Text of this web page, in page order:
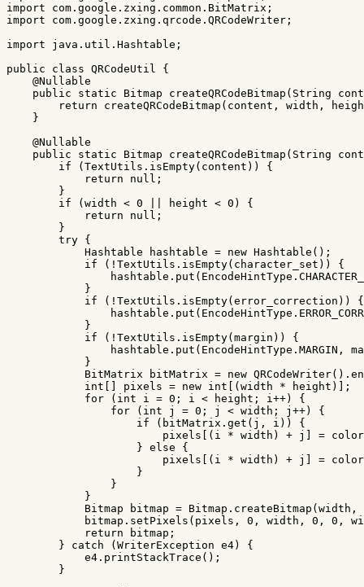
import
com.google.zxing.common.BitMatrix ;
import
com.google.zxing.qrcode.QRCodeWriter ;
import
java.util.Hashtable ;
public
class QRCodeUtil
{
@Nullable
public
static Bitmap createQRCodeBitmap ( String
return
createQRCodeBitmap ( content , width ,
}
@Nullable
public
static Bitmap createQRCodeBitmap ( String
if
( TextUtils . isEmpty( content ))
{
return
null ;
}
if
( width < 0 height < 0 )
{
return
null ;
}
try {
Hashtable
hashtable = new Hashtable ();
if
(! TextUtils . isEmpty( character_set ))
{
hashtable . put ( EncodeHintType .
}
if
(! TextUtils . isEmpty( error_correction ))
{
hashtable . put ( EncodeHintType .
}
if
(! TextUtils . isEmpty( margin ))
{
hashtable . put ( EncodeHintType . MARGIN ,
}
BitMatrix
bitMatrix = new QRCodeWriter().
int
pixels = new int [( width * height )];
for
( int i = 0 ; i < height ; i++)
{
for
( int j = 0 ; j < width ; j ++)
{
if
( bitMatrix . get ( j , i ))
{
pixels [( i * width ) + j =
} else
{
pixels [( i * width ) + j =
}
}
}
Bitmap
bitmap = Bitmap . createBitmap ( width ,
bitmap . setPixels ( pixels , 0 , width , 0 , 0 ,
return
bitmap ;
}
catch ( WriterException e4)
{
e4 . printStackTrace ();
}